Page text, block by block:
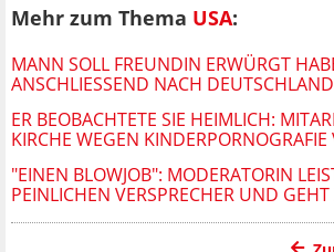
Mehr zum Thema USA:
MANN SOLL FREUNDIN ERWÜRGT
ANSCHLIESSEND NACH DEUTSCHLAND
ER BEOBACHTETE SIE HEIMLICH:
KIRCHE WEGEN KINDERPORNOGRAFIE
"EINEN BLOWJOB": MODERATORIN
PEINLICHEN VERSPRECHER UND